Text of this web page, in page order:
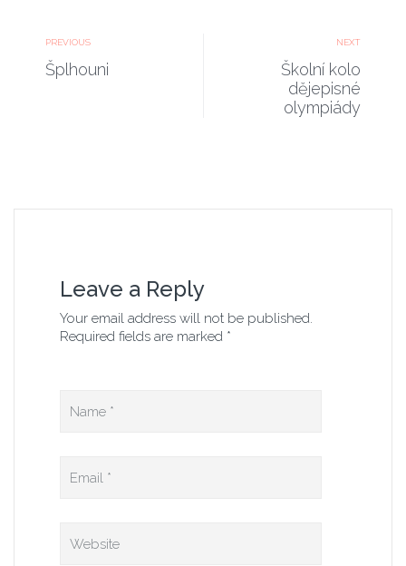
PREVIOUS
Šplhouni
NEXT
Školní kolo
dějepisné
olympiády
Leave a Reply
Your email address will not be published.
Required fields are marked *